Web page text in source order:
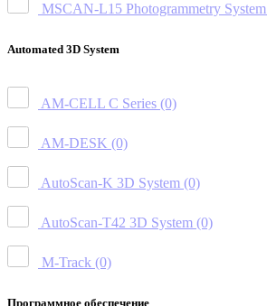
MSCAN-L15 Photogrammetry System
Automated 3D System
AM-CELL C Series (0)
AM-DESK (0)
AutoScan-K 3D System (0)
AutoScan-T42 3D System (0)
M-Track (0)
Программное обеспечение